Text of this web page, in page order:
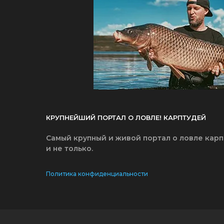
КРУПНЕЙШИЙ ПОРТАЛ О ЛОВЛЕ! КАРПТУДЕЙ
Самый крупный и живой портал о ловле
и не только.
Политика конфиденциальности